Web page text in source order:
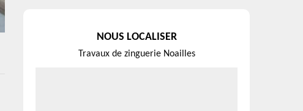
NOUS LOCALISER
Travaux de zinguerie Noailles